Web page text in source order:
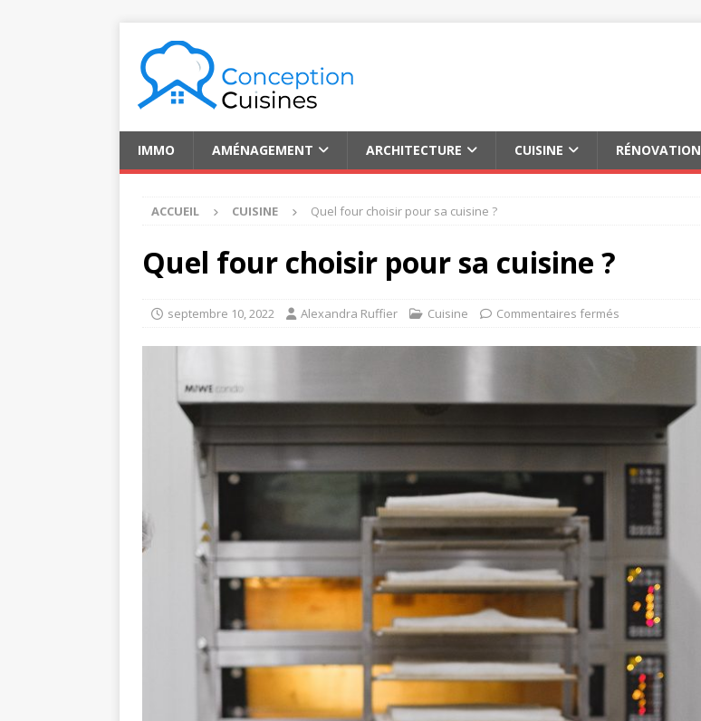
IMMO AMÉNAGEMENT ARCHITECTURE CUISINE RÉNOVATION
ACCUEIL CUISINE Quel four choisir pour sa cuisine ?
Quel four choisir pour sa cuisine ?
septembre 10, 2022 Alexandra Ruffier Cuisine Commentaires fermés